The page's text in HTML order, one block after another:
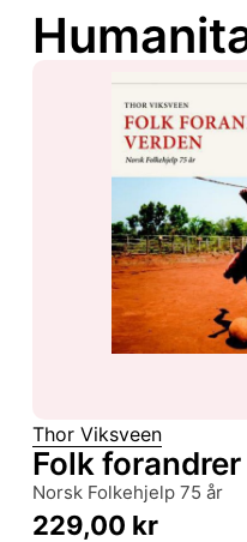
Thor Viksveen
Folk
Norsk Folkehjelp 75 år
229,00 kr